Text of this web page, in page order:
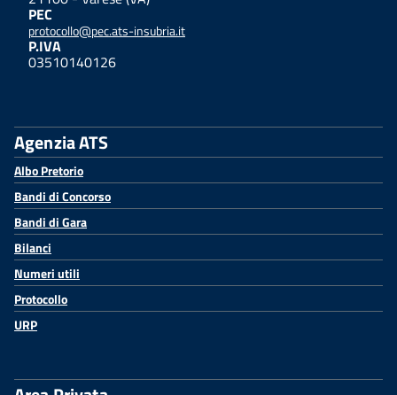
PEC
protocollo@pec.ats-insubria.it
P.IVA
03510140126
Agenzia ATS
Albo Pretorio
Bandi di Concorso
Bandi di Gara
Bilanci
Numeri utili
Protocollo
URP